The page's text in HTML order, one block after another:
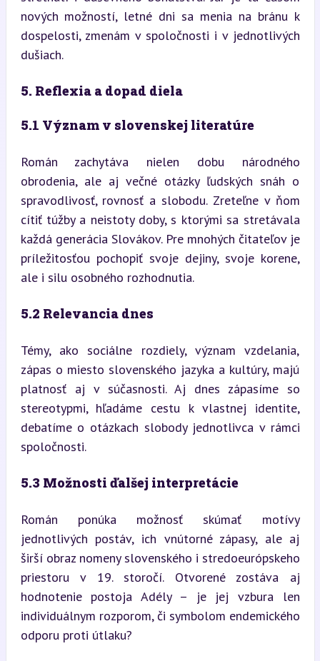
nových možností, letné dni sa menia na bránu k
dospelosti, zmenám v spoločnosti i v jednotlivých
dušiach.
5. Reflexia a dopad diela
5.1 Význam v slovenskej literatúre
Román zachytáva nielen dobu národného
obrodenia, ale aj večné otázky ľudských snáh o
spravodlivosť, rovnosť a slobodu. Zreteľne v ňom
cítiť túžby a neistoty doby, s ktorými sa stretávala
každá generácia Slovákov. Pre mnohých čitateľov je
príležitosťou pochopiť svoje dejiny, svoje korene,
ale i silu osobného rozhodnutia.
5.2 Relevancia dnes
Témy, ako sociálne rozdiely, význam vzdelania,
zápas o miesto slovenského jazyka a kultúry, majú
platnosť aj v súčasnosti. Aj dnes zápasíme so
stereotypmi, hľadáme cestu k vlastnej identite,
debatíme o otázkach slobody jednotlivca v rámci
spoločnosti.
5.3 Možnosti ďalšej interpretácie
Román ponúka možnosť skúmať motívy
jednotlivých postáv, ich vnútorné zápasy, ale aj
širší obraz no­meny slovenského i stredoeurópskeho
priestoru v 19. storočí. Otvorené zostáva aj
hodnotenie postoja Adély – je jej vzbura len
individuálnym rozporom, či symbolom endemického
odporu proti útlaku?